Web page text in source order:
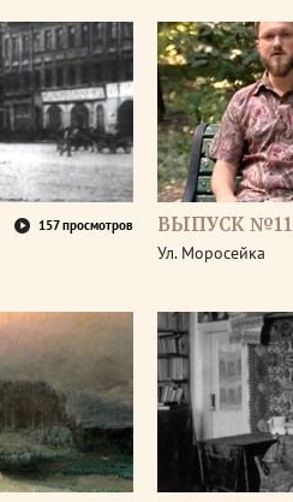
157 просмотров ВЫПУСК №11
Ул. Моросейка